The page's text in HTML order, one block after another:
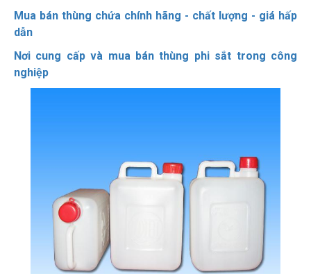
Mua bán thùng chứa chính hãng - chất lượng - giá hấp
dẫn
Nơi cung cấp và mua bán thùng phi sắt trong công
nghiệp